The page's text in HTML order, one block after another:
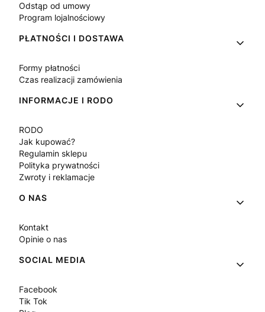
Odstąp od umowy
Program lojalnościowy
PŁATNOŚCI I DOSTAWA
Formy płatności
Czas realizacji zamówienia
INFORMACJE I RODO
RODO
Jak kupować?
Regulamin sklepu
Polityka prywatności
Zwroty i reklamacje
O NAS
Kontakt
Opinie o nas
SOCIAL MEDIA
Facebook
Tik Tok